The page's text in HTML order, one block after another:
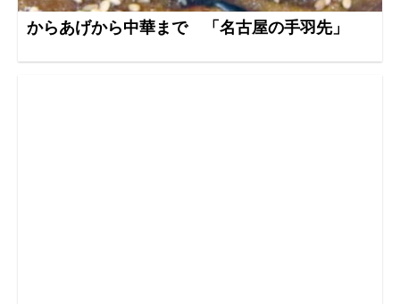
からあげから中華まで 「名古屋の手羽先」